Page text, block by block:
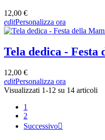
12,00 €
editPersonalizza ora
Tela dedica - Festa
12,00 €
editPersonalizza ora
Visualizzati 1-12 su 14 articoli
1
2
Successivo